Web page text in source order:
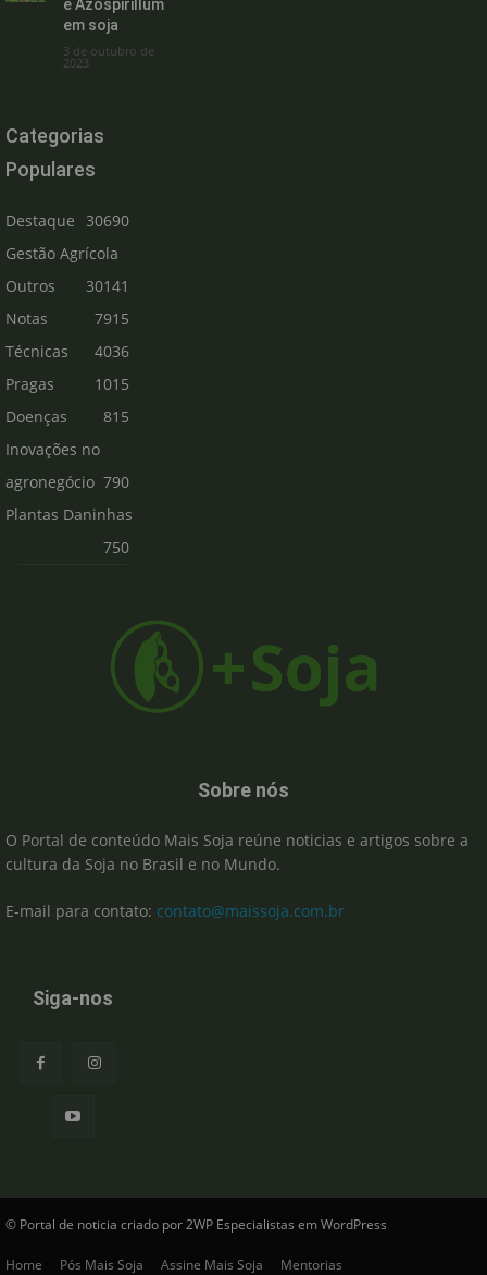
e Azospirillum
em soja
3 de outubro de
2023
Categorias
Populares
Destaque
30690
Gestão Agrícola
30141
Outros
7915
Notas
Técnicas
4036
Pragas
1015
Doenças
815
Inovações no
agronegócio 790
Plantas Daninhas
750
Sobre nós
O Portal de conteúdo Mais Soja reúne noticias e artigos sobre a
cultura da Soja no Brasil e no Mundo.
E-mail para contato: contato@maissoja.com.br
Siga-nos
© Portal de noticia criado por 2WP Especialistas em WordPress
Home Pós Mais Soja Assine Mais Soja Mentorias